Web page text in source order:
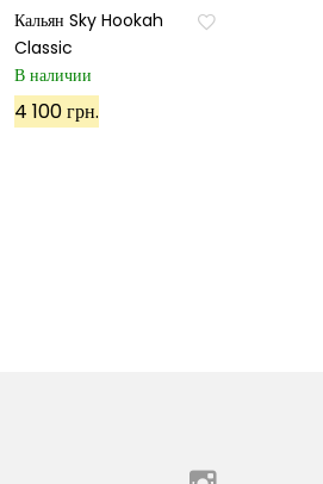
Кальян Sky Hookah
Classic
В наличии
4 100 грн.